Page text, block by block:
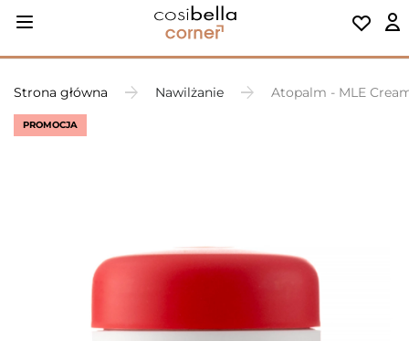
Strona główna Nawilżanie Atopalm - MLE
PROMOCJA